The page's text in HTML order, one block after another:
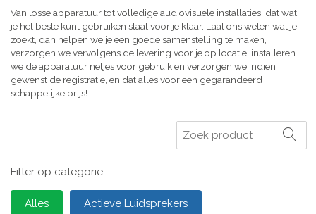
Van losse apparatuur tot volledige audiovisuele installaties, dat wat
je het beste kunt gebruiken staat voor je klaar. Laat ons weten wat je
zoekt, dan helpen we je een goede samenstelling te maken,
verzorgen we vervolgens de levering voor je op locatie, installeren
we de apparatuur netjes voor gebruik en verzorgen we indien
gewenst de registratie, en dat alles voor een gegarandeerd
schappelijke prijs!
Zoeken
Filter op categorie:
Alles Actieve Luidsprekers